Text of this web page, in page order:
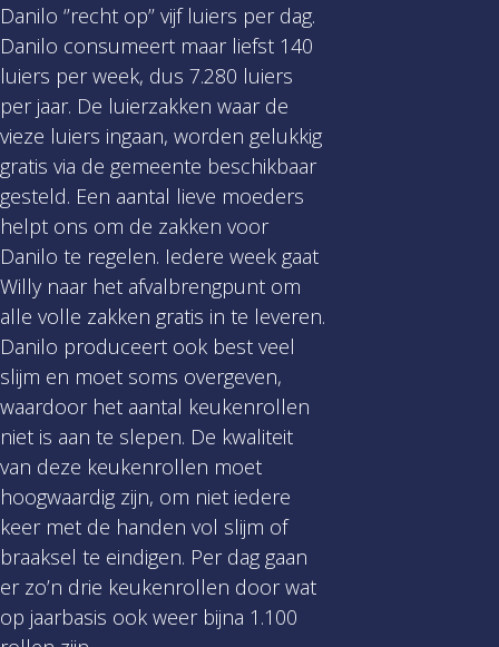
Danilo ‘’recht op’’ vijf luiers per dag.
Danilo consumeert maar liefst 140
luiers per week, dus 7.280 luiers
per jaar. De luierzakken waar de
vieze luiers ingaan, worden gelukkig
gratis via de gemeente beschikbaar
gesteld. Een aantal lieve moeders
helpt ons om de zakken voor
Danilo te regelen. Iedere week gaat
Willy naar het afvalbrengpunt om
alle volle zakken gratis in te leveren.
Danilo produceert ook best veel
slijm en moet soms overgeven,
waardoor het aantal keukenrollen
niet is aan te slepen. De kwaliteit
van deze keukenrollen moet
hoogwaardig zijn, om niet iedere
keer met de handen vol slijm of
braaksel te eindigen. Per dag gaan
er zo’n drie keukenrollen door wat
op jaarbasis ook weer bijna 1.100